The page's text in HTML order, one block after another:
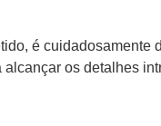
é
os detalhes